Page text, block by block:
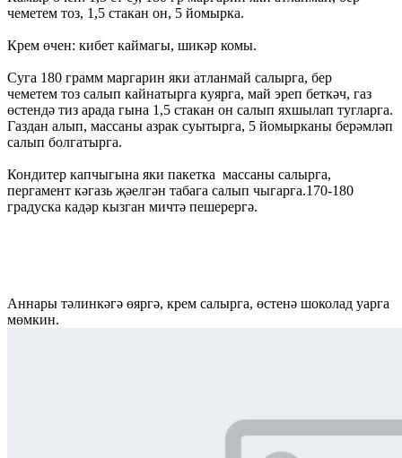
чеметем тоз, 1,5 стакан он, 5 йомырка.
Крем өчен: кибет каймагы, шикәр комы.
Суга 180 грамм маргарин яки атланмай салырга, бер
чеметем тоз салып кайнатырга куярга, май эреп беткәч, газ
өстендә тиз арада гына 1,5 стакан он салып яхшылап тугларга.
Газдан алып, массаны азрак суытырга, 5 йомырканы берәмләп
салып болгатырга.
Кондитер капчыгына яки пакетка массаны салырга,
пергамент кәгазь җәелгән табага салып чыгарга.170-180
градуска кадәр кызган мичтә пешерергә.
Аннары тәлинкәгә өяргә, крем салырга, өстенә шоколад уарга
мөмкин.